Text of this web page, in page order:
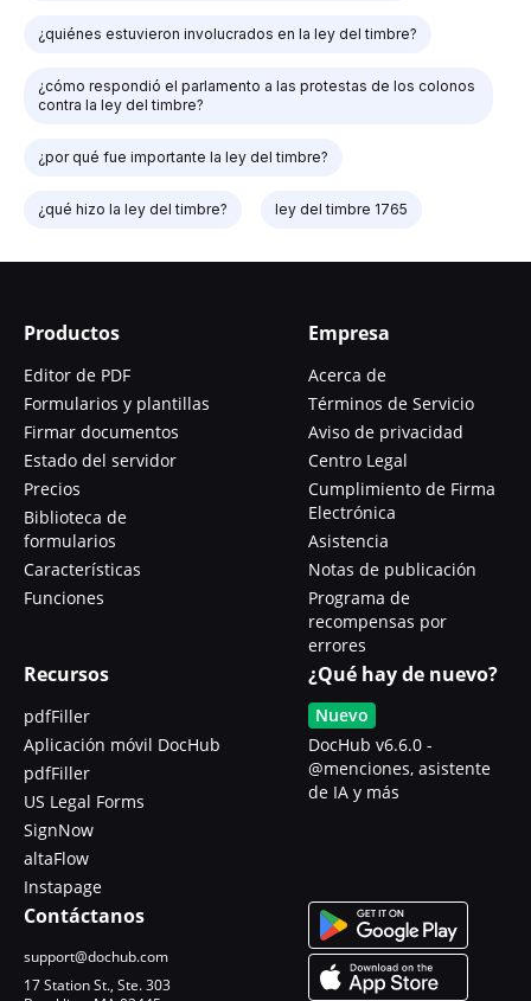
¿quiénes estuvieron involucrados en la ley del timbre?
¿cómo respondió el parlamento a las protestas de los colonos
contra la ley del timbre?
¿por qué fue importante la ley del timbre?
¿qué hizo la ley del timbre? ley del timbre 1765
Productos
Editor de PDF
Formularios y plantillas
Firmar documentos
Estado del servidor
Precios
Biblioteca de
formularios
Características
Funciones
Empresa
Acerca de
Términos de Servicio
Aviso de privacidad
Centro Legal
Cumplimiento de Firma
Electrónica
Asistencia
Notas de publicación
Programa de
recompensas por
errores
Recursos
pdfFiller
Aplicación móvil DocHub
pdfFiller
US Legal Forms
SignNow
altaFlow
Instapage
¿Qué hay de nuevo?
Nuevo
DocHub v6.6.0 -
@menciones, asistente
de IA y más
Contáctanos
support@dochub.com
17 Station St., Ste. 303